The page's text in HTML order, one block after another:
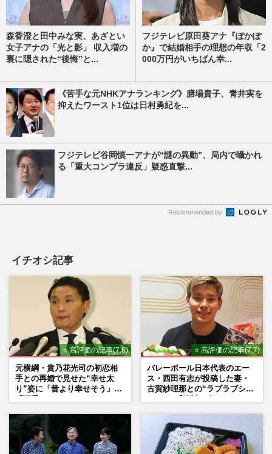
森香澄と田中みな実、あざとい
女子アナの「光と影」 収入増の
裏に隠された“後悔”と...
フジテレビ原田葵アナ『ぽかぽ
か』で結婚相手の理想の年収「2
000万円がいちばん幸...
《苦手な元NHKアナランキング》膳場貴子、青井実を
抑えたワースト1位は日村勇紀を...
フジテレビ谷岡慎一アナが“謎の異動”、局内で囁かれ
る「重大コンプラ違反」疑惑直撃...
Recommended by
イチオシ記事
⭐ 高評価の記事(7.6)
元横綱・貴乃花光司の初恋相
手との再婚で見せた“幸せ太
り”姿に「昔より幸せそう」
⭐ 高評価の記事(7.7)
バレーボール日本代表のエー
ス・西田有志が投稿した妻・
古賀紗理那との“ラブラブショ